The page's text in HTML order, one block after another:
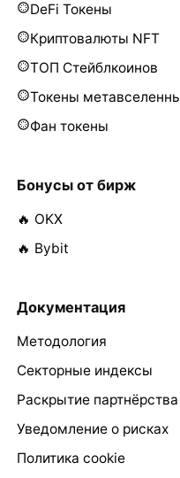
DeFi Токены
Криптовалюты NFT
ТОП Стейблкоинов
Токены
Фан токены
Бонусы от бирж
🔥 OKX
🔥 Bybit
Документация
Методология
Секторные индексы
Раскрытие партнёрства
Уведомление о рисках
Политика cookie